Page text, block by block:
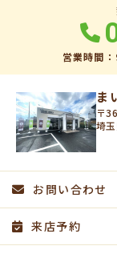
3．お客様の情報の
当社は、不動産につ
供等の機会に、当社
て、お客さまの個人
所、電話番号等）を
に利用させていただ
(1) 不動産についての
(2) 不動産についての
研究開発
(4) ウェブサイトシス
営業時間
ま
〒
埼
お問い合わせ
来店予約